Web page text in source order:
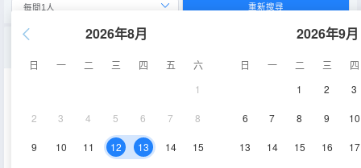
2026年8月
日 一 二 三 四 五
六
1
2 3 4 5 6 7 8
9 10 11 12 13 14 15
2026年9月
日 一 二 三
四
1
2 3
6 7 8 9 10
13 14 15 16 17
重新搜尋
空調